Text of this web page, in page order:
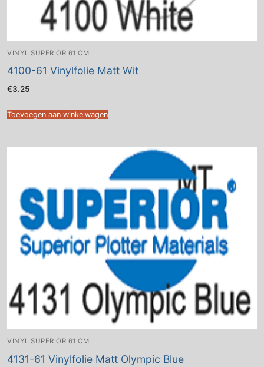
VINYL SUPERIOR 61 CM
4100-61 Vinylfolie Matt Wit
€3.25
Toevoegen aan winkelwagen
VINYL SUPERIOR 61 CM
4131-61 Vinylfolie Matt Olympic Blue